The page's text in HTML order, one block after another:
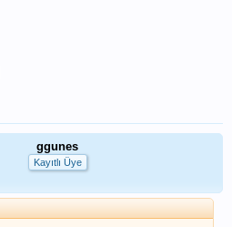
ggunes
Kayıtlı Üye